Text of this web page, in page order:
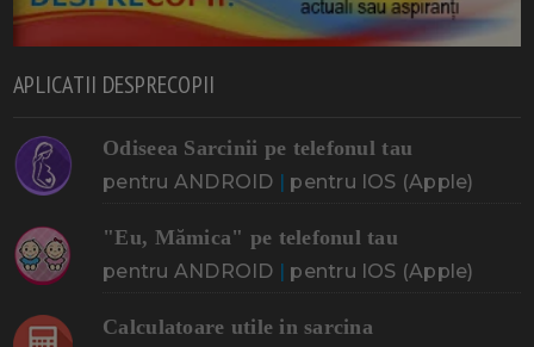
APLICATII DESPRECOPII
Odiseea Sarcinii pe telefonul tau
pentru ANDROID | pentru IOS (Apple)
"Eu, Mămica" pe telefonul tau
pentru ANDROID | pentru IOS (Apple)
Calculatoare utile in sarcina